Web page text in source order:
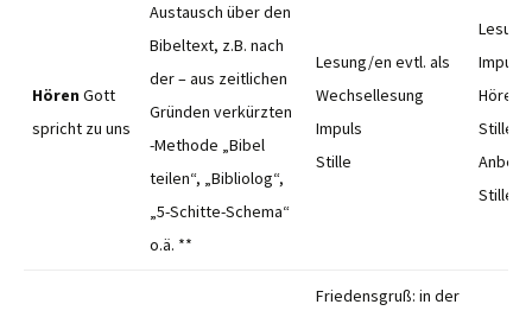
Hören Gott
spricht zu uns
Austausch über den
Bibeltext, z.B. nach
der – aus zeitlichen
Gründen verkürzten
-Methode „Bibel
teilen“, „Bibliolog“,
„5-Schitte-Schema“
o.ä. **
Lesung/en evtl. als
Wechsellesung
Impuls
Stille
Impuls
Hören
Stille
Stille
Friedensgruß: in der